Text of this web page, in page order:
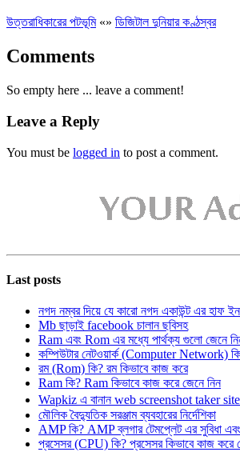
উত্তরাধিকারের পটভূমি«» ডিজিটাল দুনিয়ার কণ্ঠস্বর
Comments
So empty here ... leave a comment!
Leave a Reply
You must be logged in to post a comment.
Last posts
নগদ নম্বর দিয়ে যে কারো নগদ একাউন্ট এর হাফ
Mb ছাড়াই facebook চালান ছবিসহ
Ram এবং Rom এর মধ্যে পার্থক্য গুলো জেনে
কম্পিউটার নেটওয়ার্ক (Computer Network)
রম (Rom) কি? রম কিভাবে কাজ করে
Ram কি? Ram কিভাবে কাজ করে জেনে নিন
Wapkiz এ বানান web screenshot taker
মৌলিক বৈদ্যুতিক সরঞ্জাম ব্যবহারের নির্দেশিকা
AMP কি? AMP ব্লগার টেমপ্লেট এর সুবিধা
প্রসেসর (CPU) কি? প্রসেসর কিভাবে কাজ করে